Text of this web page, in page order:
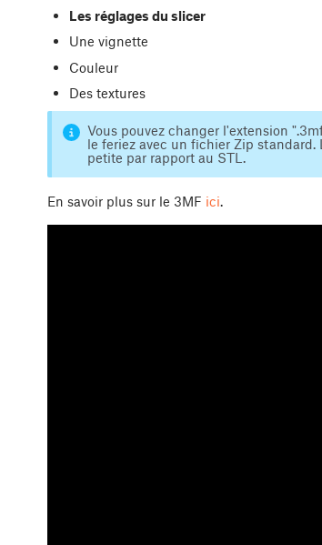
Les réglages du slicer
Une vignette
Couleur
Des textures
Vous pouvez changer l'extension
le feriez avec un fichier Zip
petite par rapport au STL.
En savoir plus sur le 3MF ici.